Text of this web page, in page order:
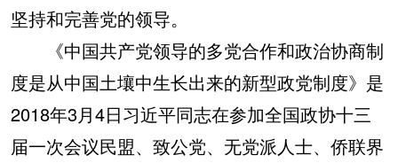
坚持和完善党的领导。
《中国共产党领导的多党合作和政治协商制
度是从中国土壤中生长出来的新型政党制度》是
2018年3月4日习近平同志在参加全国政协十三
届一次会议民盟、致公党、无党派人士、侨联界